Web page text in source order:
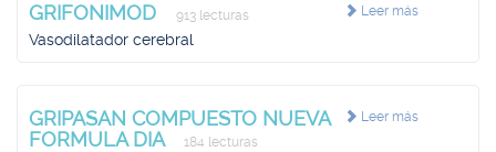
Leer más
GRIFONIMOD 913 lecturas
Vasodilatador cerebral
Leer más
GRIPASAN COMPUESTO NUEVA
FORMULA DIA
184 lecturas